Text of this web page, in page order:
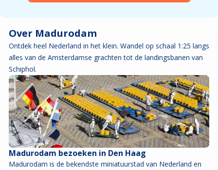
Over Madurodam
Ontdek heel Nederland in het klein. Wandel op schaal 1:25 langs
alles van de Amsterdamse grachten tot de landingsbanen van
Schiphol.
Madurodam bezoeken in Den Haag
Madurodam is de bekendste miniatuurstad van Nederland en